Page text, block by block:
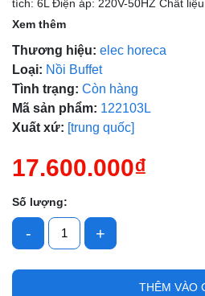
tích: 6L Điện áp: 220V-50HZ Chất
Xem thêm
Thương hiệu: elec horeca
Loại: Nồi Buffet
Tình trạng: Còn hàng
Mã sản phẩm: 122103L
Xuất xứ: [trung quốc]
17.600.000₫
Số lượng:
- +
THÊM VÀO